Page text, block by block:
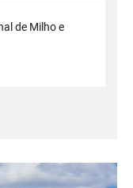
de Milho e